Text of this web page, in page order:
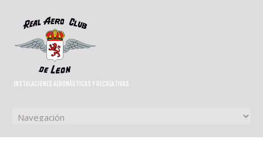
INSTALACIONES AERONÁUTICAS Y RECREATIVAS